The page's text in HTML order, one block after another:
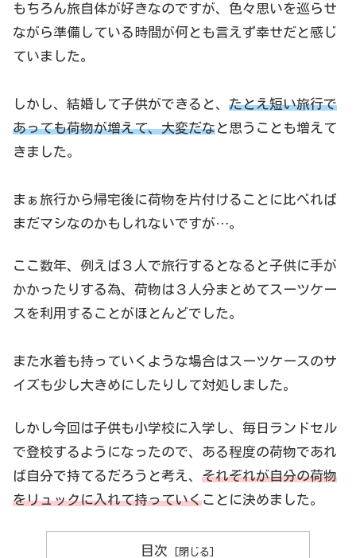
もちろん旅自体が好きなのですが、色々思いを巡らせ
ながら準備している時間が何とも言えず幸せだと感じ
ていました。
しかし、結婚して子供ができると、 たとえ短い旅行で
あっても荷物が増えて、大変だなと思うことも増えて
きました。
まぁ旅行から帰宅後に荷物を片付けることに比べれば
まだマシなのかもしれないですが…。
ここ数年、例えば３人で旅行するとなると子供に手が
かかったりする為、荷物は３人分まとめてスーツケー
スを利用することがほとんどでした。
また水着も持っていくような場合はスーツケースのサ
イズも少し大きめにしたりして対処しました。
しかし今回は子供も小学校に入学し、毎日ランドセル
で登校するようになったので、ある程度の荷物であれ
ば自分で持てるだろうと考え、 それぞれが自分の荷物
をリュックに入れて持っていくことに決めました。
目次